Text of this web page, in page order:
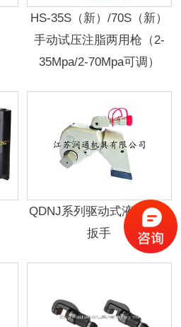
HS-35S（新）/70S（新）
手动试压注脂两用枪（2-
35Mpa/2-70Mpa可调）
QDNJ系列驱动式液压扭矩
扳手